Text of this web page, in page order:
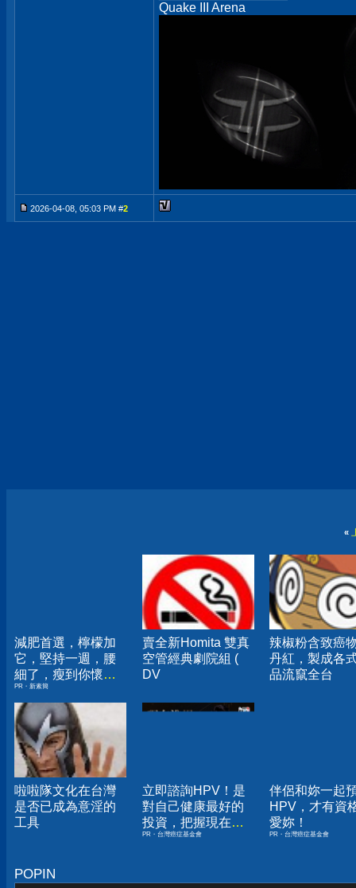
Quake III Arena
2026-04-08, 05:03 PM #2
«
減肥首選，檸檬加
它，堅持一週，腰
細了，瘦到你懷疑
人生
PR・新素簡
賣全新Homita 雙真
空管經典劇院組 (
DV
辣椒粉含致癌
丹紅，製成各
品流竄全台
啦啦隊文化在台灣
是否已成為意淫的
工具
立即諮詢HPV！是
對自己健康最好的
投資，把握現在不
嫌晚！
PR・台灣癌症基金會
伴侶和妳一起
HPV，才有資
愛妳！
PR・台灣癌症基金會
POPIN